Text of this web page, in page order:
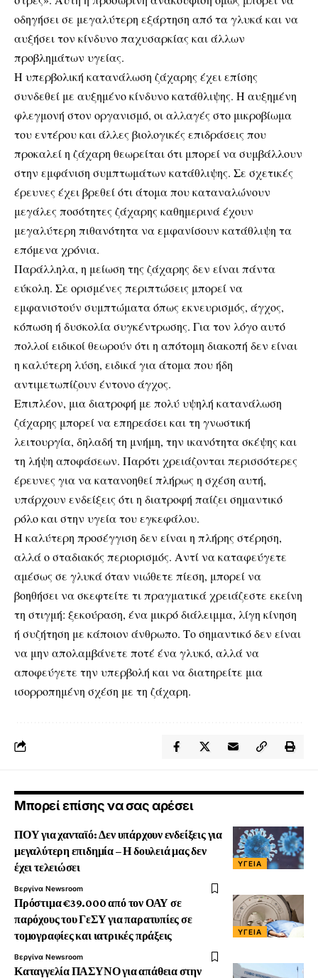
οδηγήσει σε μεγαλύτερη εξάρτηση από τα γλυκά και να
αυξήσει τον κίνδυνο παχυσαρκίας και άλλων
προβλημάτων υγείας.
Η υπερβολική κατανάλωση ζάχαρης έχει επίσης
συνδεθεί με αυξημένο κίνδυνο κατάθλιψης. Η αυξημένη
φλεγμονή στον οργανισμό, οι αλλαγές στο μικροβίωμα
του εντέρου και άλλες βιολογικές επιδράσεις που
προκαλεί η ζάχαρη θεωρείται ότι μπορεί να συμβάλλουν
στην εμφάνιση συμπτωμάτων κατάθλιψης. Σε σχετικές
έρευνες έχει βρεθεί ότι άτομα που καταναλώνουν
μεγάλες ποσότητες ζάχαρης καθημερινά έχουν
μεγαλύτερη πιθανότητα να εμφανίσουν κατάθλιψη τα
επόμενα χρόνια.
Παράλληλα, η μείωση της ζάχαρης δεν είναι πάντα
εύκολη. Σε ορισμένες περιπτώσεις μπορεί να
εμφανιστούν συμπτώματα όπως εκνευρισμός, άγχος,
κόπωση ή δυσκολία συγκέντρωσης. Για τον λόγο αυτό
πολλοί ειδικοί θεωρούν ότι η απότομη διακοπή δεν είναι
η καλύτερη λύση, ειδικά για άτομα που ήδη
αντιμετωπίζουν έντονο άγχος.
Επιπλέον, μια διατροφή με πολύ υψηλή κατανάλωση
ζάχαρης μπορεί να επηρεάσει και τη γνωστική
λειτουργία, δηλαδή τη μνήμη, την ικανότητα σκέψης και
τη λήψη αποφάσεων. Παρότι χρειάζονται περισσότερες
έρευνες για να κατανοηθεί πλήρως η σχέση αυτή,
υπάρχουν ενδείξεις ότι η διατροφή παίζει σημαντικό
ρόλο και στην υγεία του εγκεφάλου.
Η καλύτερη προσέγγιση δεν είναι η πλήρης στέρηση,
αλλά ο σταδιακός περιορισμός. Αντί να καταφεύγετε
αμέσως σε γλυκά όταν νιώθετε πίεση, μπορεί να
βοηθήσει να σκεφτείτε τι πραγματικά χρειάζεστε εκείνη
τη στιγμή: ξεκούραση, ένα μικρό διάλειμμα, λίγη κίνηση
ή συζήτηση με κάποιον άνθρωπο. Το σημαντικό δεν είναι
να μην απολαμβάνετε ποτέ ένα γλυκό, αλλά να
αποφεύγετε την υπερβολή και να διατηρείτε μια
ισορροπημένη σχέση με τη ζάχαρη.
Μπορεί επίσης να σας αρέσει
ΥΓΕΊΑ
ΠΟΥ για χανταϊό: Δεν υπάρχουν ενδείξεις για
μεγαλύτερη επιδημία – Η δουλειά μας δεν
έχει τελειώσει
Βεργίνα Newsroom
ΥΓΕΊΑ
Πρόστιμα €39.000 από τον ΟΑΥ σε
παρόχους του ΓεΣΥ για παρατυπίες σε
τομογραφίες και ιατρικές πράξεις
Βεργίνα Newsroom
Καταγγελία ΠΑΣΥΝΟ για απάθεια στην